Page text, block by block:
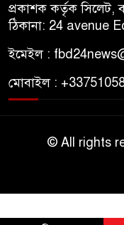
প্রকাশক কর্তৃক সিলেট,
ঠিকানা: 24 avenue
ইমেইল :
মোবাইল :
© All rights